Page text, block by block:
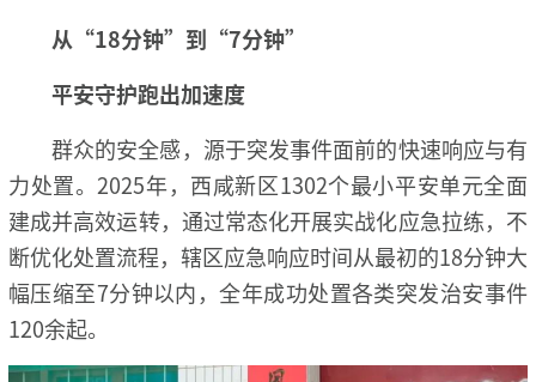
从“18分钟”到“7分钟”
平安守护跑出加速度
群众的安全感，源于突发事件面前的快速响应与有
力处置。2025年，西咸新区1302个最小平安单元全面
建成并高效运转，通过常态化开展实战化应急拉练，不
断优化处置流程，辖区应急响应时间从最初的18分钟大
幅压缩至7分钟以内，全年成功处置各类突发治安事件
120余起。